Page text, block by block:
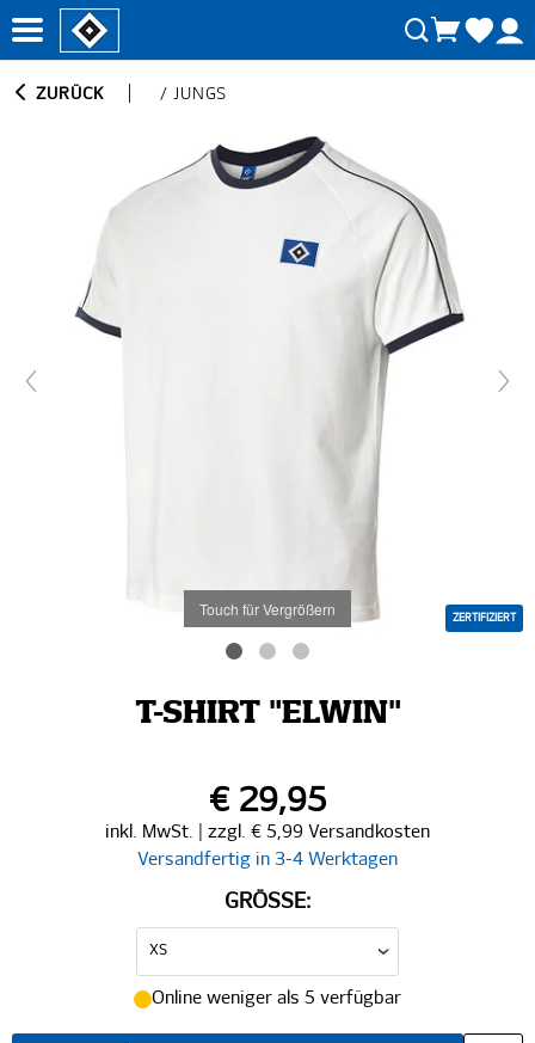
ZURÜCK /JUNGS
Touch für Vergrößern ZERTIFIZIERT
T-SHIRT "ELWIN"
€ 29,95
inkl. MwSt. | zzgl. € 5,99 Versandkosten
Versandfertig in 3-4 Werktagen
GRÖSSE:
Online weniger als 5 verfügbar